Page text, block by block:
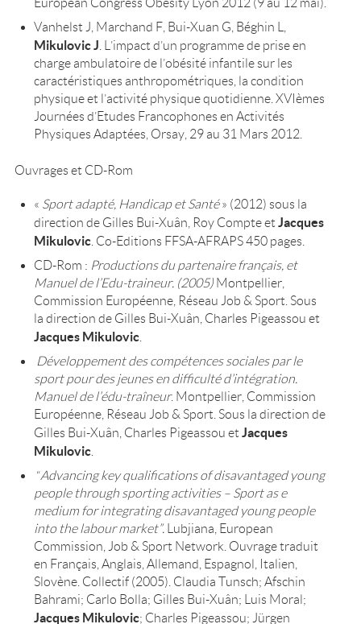
Vanhelst J, Marchand F, Bui-Xuan G, Béghin L,
Mikulovic J . L’impact d’un programme de prise en
charge ambulatoire de l’obésité infantile sur les
caractéristiques anthropométriques, la condition
physique et l’activité physique quotidienne. XVIèmes
Journées d’Etudes Francophones en Activités
Physiques Adaptées, Orsay, 29 au 31 Mars 2012.
Ouvrages et CD-Rom
« Sport adapté, Handicap et Santé» (2012) sous la
direction de Gilles Bui-Xuân, Roy Compte et Jacques
Mikulovic. Co-Editions FFSA-AFRAPS 450 pages.
CD-Rom : Productions du partenaire français, et
Manuel de l’Edu-traineur. (2005)Montpellier,
Commission Européenne, Réseau Job & Sport. Sous
la direction de Gilles Bui-Xuân, Charles Pigeassou et
Jacques Mikulovic.
Développement des compétences sociales par le
sport pour des jeunes en difficulté d’intégration.
Manuel de l’édu-traîneur. Montpellier, Commission
Européenne, Réseau Job & Sport. Sous la direction de
Gilles Bui-Xuân, Charles Pigeassou et Jacques
Mikulovic.
“Advancing key qualifications of disavantaged young
people through sporting activities – Sport as e
medium for integrating disavantaged young people
into the labour market”.Lubjiana, European
Commission, Job & Sport Network. Ouvrage traduit
en Français, Anglais, Allemand, Espagnol, Italien,
Slovène. Collectif (2005). Claudia Tunsch; Afschin
Bahrami; Carlo Bolla; Gilles Bui-Xuân; Luis Moral;
Jacques Mikulovic; Charles Pigeassou; Jürgen